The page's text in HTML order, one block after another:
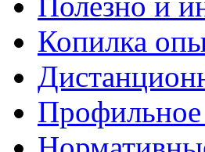
Копилка
Профильное